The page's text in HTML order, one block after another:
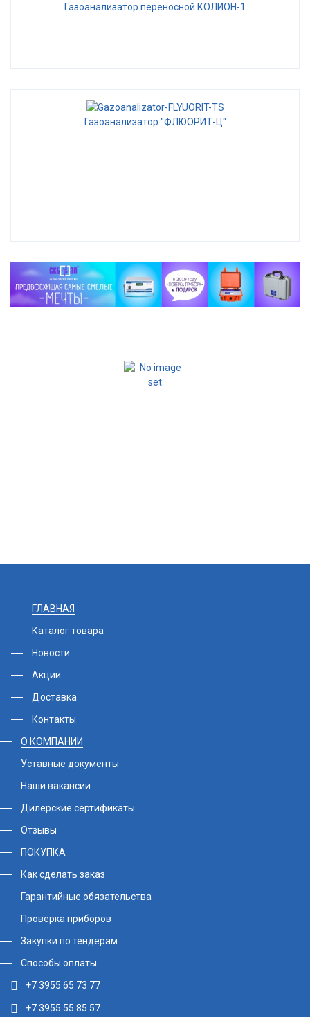
Газоанализатор переносной КОЛИОН-1
Газоанализатор "ФЛЮОРИТ-Ц"
ГЛАВНАЯ
Каталог товара
Новости
Акции
Доставка
Контакты
О КОМПАНИИ
Уставные документы
Наши вакансии
Дилерские сертификаты
Отзывы
ПОКУПКА
Как сделать заказ
Гарантийные обязательства
Проверка приборов
Закупки по тендерам
Способы оплаты
+7 3955 65 73 77
+7 3955 55 85 57